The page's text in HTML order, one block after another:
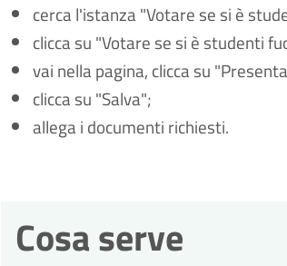
cerca l'istanza "Votare se si è
clicca su "Votare se si è studenti
vai nella pagina, clicca su
clicca su "Salva";
allega i documenti richiesti.
Cosa serve